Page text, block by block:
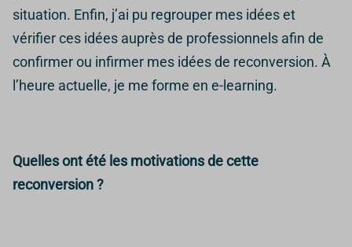
situation. Enfin, j’ai pu regrouper mes idées et
vérifier ces idées auprès de professionnels afin de
confirmer ou infirmer mes idées de reconversion. À
l’heure actuelle, je me forme en e-learning.
Quelles ont été les motivations de cette
reconversion ?